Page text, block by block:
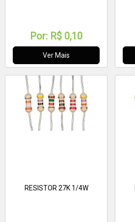
Por: R$ 0,10
Ver Mais
RESISTOR 27K 1/4W